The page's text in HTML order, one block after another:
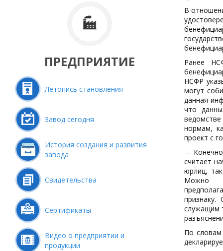
ПРЕДПРИЯТИЕ
Летопись становления
Завод сегодня
История создания и развития
завода
Свидетельства
Сертификаты
Видео о предприятии и
продукции
В
Ранее
НСФР
могут
данная
что
нормам,
проект с
—
считает
юрлиц,
Можно
служащим
По словам